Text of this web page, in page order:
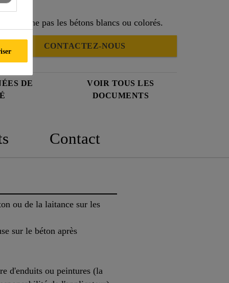
ne tache pas les bétons blancs ou colorés.
CONTACTEZ-NOUS
DE
VOIR TOUS LES
DOCUMENTS
Contact
ou de la laitance sur les
sur le béton après
d'enduits ou peintures (la